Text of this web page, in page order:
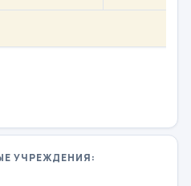
УЧРЕЖДЕНИЯ: